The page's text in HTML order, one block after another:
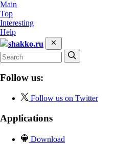
Main
Top
Interesting
Help
shakko.ru
Follow us:
Follow us on Twitter
Applications
Download